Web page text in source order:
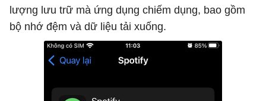
lượng lưu trữ mà ứng dụng chiếm dụng, bao gồm
bộ nhớ đệm và dữ liệu tải xuống.